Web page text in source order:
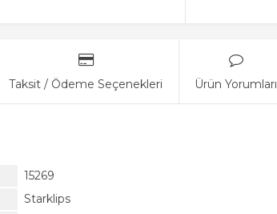
Taksit / Ödeme Seçenekleri Ürün Yorumları
15269
Starklips